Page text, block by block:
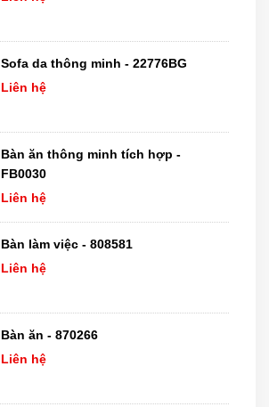
Sofa da thông minh - 22776BG
Liên hệ
Bàn ăn thông minh tích hợp -
FB0030
Liên hệ
Bàn làm việc - 808581
Liên hệ
Bàn ăn - 870266
Liên hệ